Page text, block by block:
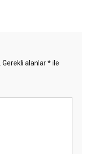
Gerekli alanlar*ile